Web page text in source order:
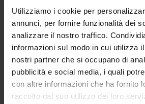
Utilizziamo i cookie per
annunci, per fornire funzionalità dei
analizzare il nostro traffico.
informazioni sul modo in cui utilizza
nostri partner che si occupano di
pubblicità e social media, i quali
con altre informazioni che ha fornito
raccolto dal suo utilizzo dei loro